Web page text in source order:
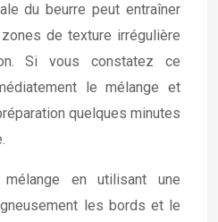
du beurre peut entraîner
de texture irrégulière
Si vous constatez ce
le mélange et
quelques minutes
en utilisant une
les bords et le